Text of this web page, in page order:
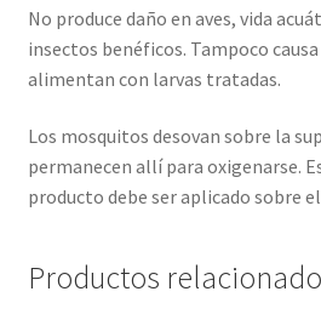
No produce daño en aves, vida
insectos benéficos. Tampoco causa
alimentan con larvas tratadas.
Los mosquitos desovan sobre la
permanecen allí para oxigenarse.
producto debe ser aplicado sobre
Productos